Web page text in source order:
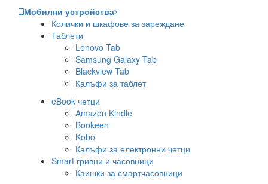
Мобилни устройства
Колички и шкафове за зареждане
Таблети
Lenovo Tab
Samsung Galaxy Tab
Blackview Tab
Калъфи за таблет
eBook четци
Amazon Kindle
Bookeen
Kobo
Калъфи за електронни четци
Smart гривни и часовници
Каишки за смартчасовници